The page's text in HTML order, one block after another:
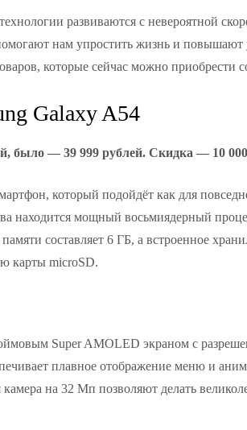
развиваются с невероятной
нам упростить жизнь и
которые сейчас можно приобрести
Galaxy A54
было — 39 999 рублей. Скидка — 10
который подойдёт как для
находится мощный восьмиядерный
составляет 6 ГБ, а встроенное
карты microSD.
Super AMOLED экраном с
плавное отображение меню и
на 32 Мп позволяют делать